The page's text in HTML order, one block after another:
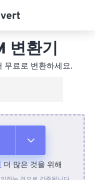
변환기
무료로 변환하세요.
더 많은 것을 위해